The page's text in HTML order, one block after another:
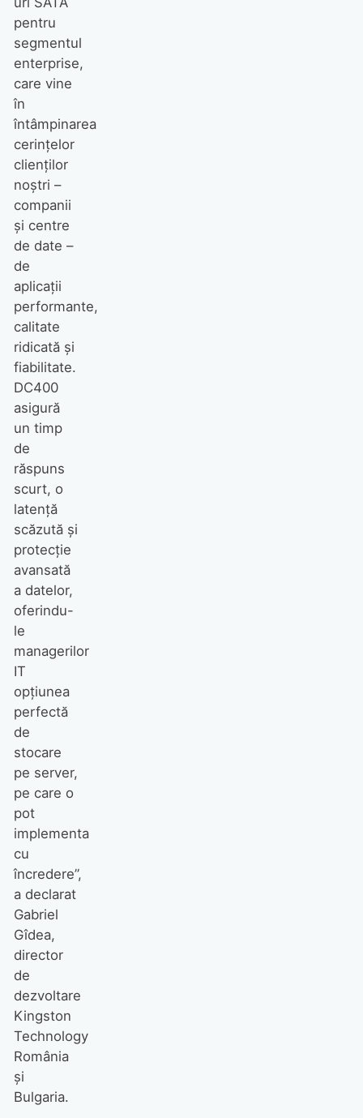
pentru
segmentul
enterprise,
care vine
în
întâmpinarea
cerințelor
clienților
noștri –
companii
și centre
de date –
de
aplicații
performante,
calitate
ridicată și
fiabilitate.
DC400
asigură
un timp
de
răspuns
scurt, o
latență
scăzută și
protecție
avansată
a datelor,
oferindu-
le
managerilor
IT
opțiunea
perfectă
de
stocare
pe server,
pe care o
pot
implementa
cu
încredere”,
a declarat
Gabriel
Gîdea,
director
de
dezvoltare
Kingston
Technology
România
și
Bulgaria.